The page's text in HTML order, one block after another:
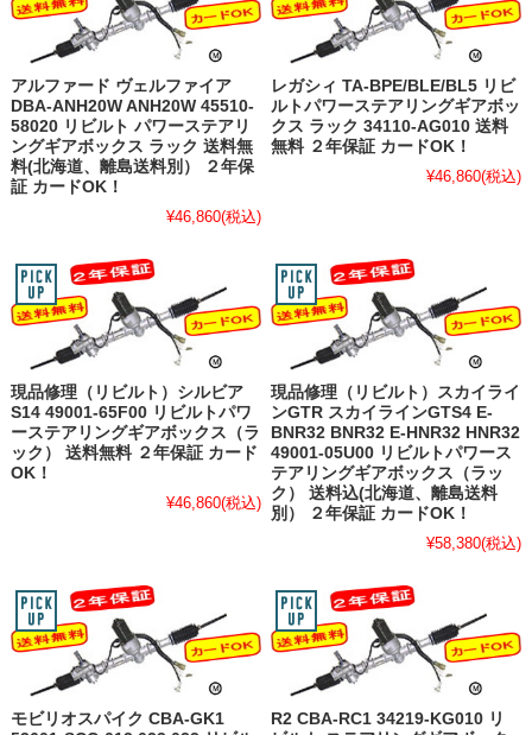
アルファード ヴェルファイア
DBA-ANH20W ANH20W 45510-
58020 リビルト パワーステアリ
ングギアボックス ラック 送料無
料(北海道、離島送料別） ２年保
証 カードOK！
¥46,860(税込)
レガシィ TA-BPE/BLE/BL5 リビ
ルトパワーステアリングギアボッ
クス ラック 34110-AG010 送料
無料 ２年保証 カードOK！
¥46,860(税込)
現品修理（リビルト）シルビア
S14 49001-65F00 リビルトパワ
ーステアリングギアボックス（ラ
ック） 送料無料 ２年保証 カード
OK！
¥46,860(税込)
現品修理（リビルト）スカイライ
ンGTR スカイラインGTS4 E-
BNR32 BNR32 E-HNR32 HNR32
49001-05U00 リビルトパワース
テアリングギアボックス（ラッ
ク） 送料込(北海道、離島送料
別） ２年保証 カードOK！
¥58,380(税込)
モビリオスパイク CBA-GK1
R2 CBA-RC1 34219-KG010 リ